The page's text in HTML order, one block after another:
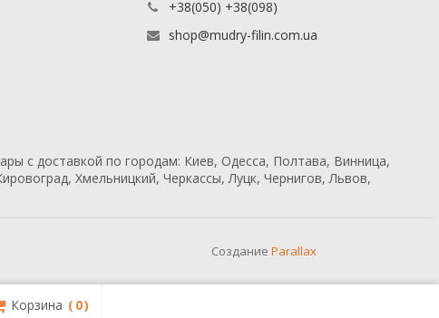
Корзина 0
+38(050) +38(098)
shop@mudry-filin.com.ua
с доставкой по городам: Киев, Одесса, Полтава, Винница,
Хмельницкий, Черкассы, Луцк, Чернигов, Львов,
Создание Parallax